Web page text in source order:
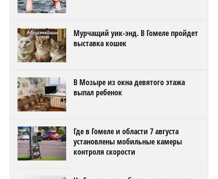
Мурчащий уик-энд. В Гомеле пройдет
выставка кошек
В Мозыре из окна девятого этажа
выпал ребенок
Где в Гомеле и области 7 августа
установлены мобильные камеры
контроля скорости